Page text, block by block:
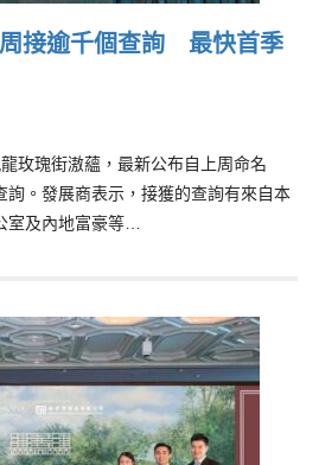
接逾千個查詢 最快首季
玫瑰街滶蘊，最新公布自上周命名
詢。發展商表示，接獲的查詢有來自本
室及內地富豪等…